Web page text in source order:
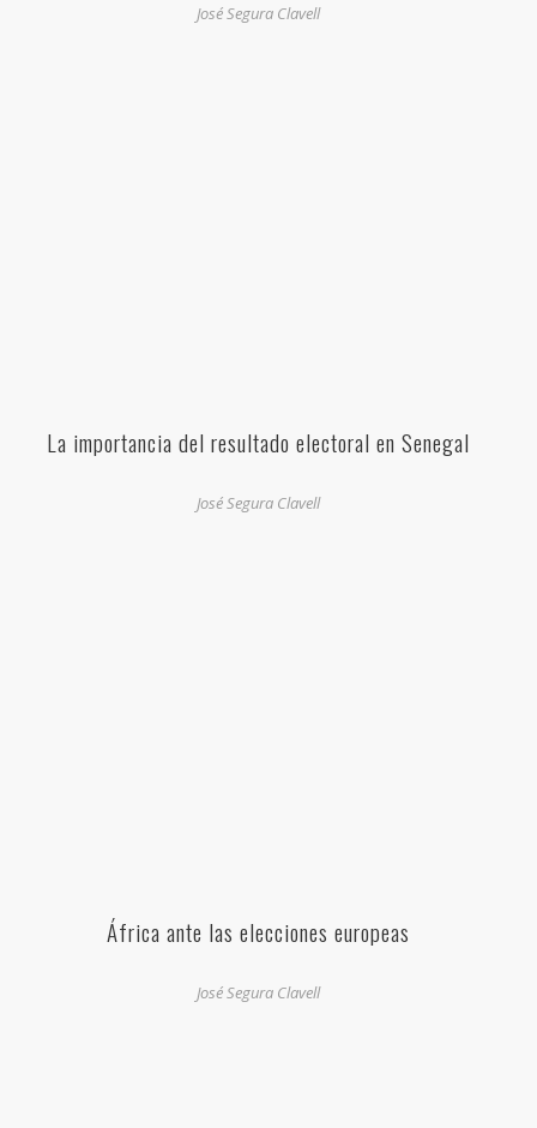
José Segura Clavell
La importancia del resultado electoral en Senegal
José Segura Clavell
África ante las elecciones europeas
José Segura Clavell